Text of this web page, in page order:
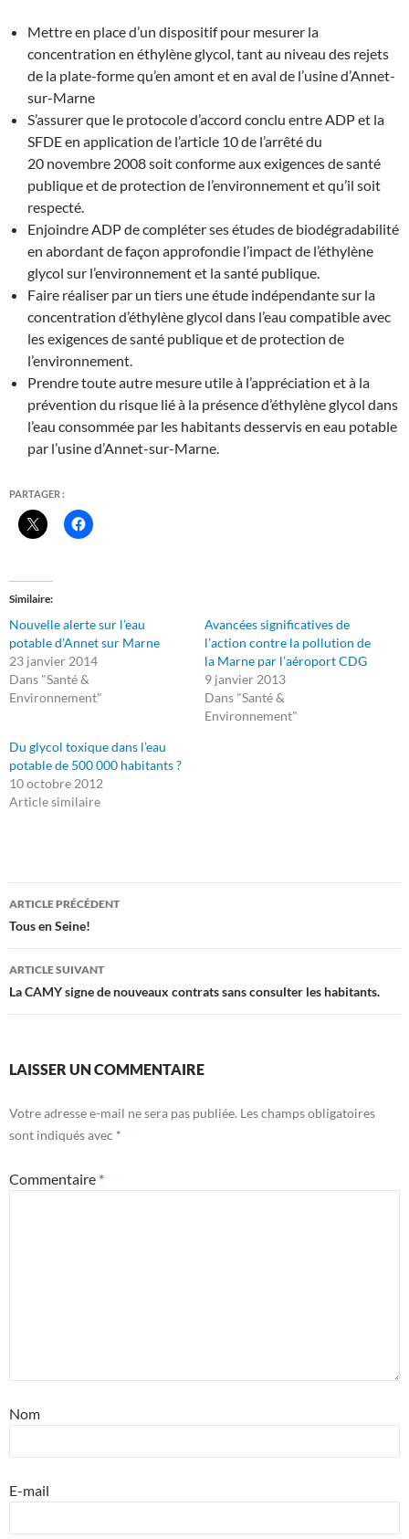
Mettre en place d’un dispositif pour mesurer la
concentration en éthylène glycol, tant au niveau des rejets
de la plate-forme qu’en amont et en aval de l’usine d’Annet-
sur-Marne
S’assurer que le protocole d’accord conclu entre ADP et la
SFDE en application de l’article 10 de l’arrêté du
20 novembre 2008 soit conforme aux exigences de santé
publique et de protection de l’environnement et qu’il soit
respecté.
Enjoindre ADP de compléter ses études de biodégradabilité
en abordant de façon approfondie l’impact de l’éthylène
glycol sur l’environnement et la santé publique.
Faire réaliser par un tiers une étude indépendante sur la
concentration d’éthylène glycol dans l’eau compatible avec
les exigences de santé publique et de protection de
l’environnement.
Prendre toute autre mesure utile à l’appréciation et à la
prévention du risque lié à la présence d’éthylène glycol dans
l’eau consommée par les habitants desservis en eau potable
par l’usine d’Annet-sur-Marne.
PARTAGER :
Similaire
Nouvelle alerte sur l’eau
potable d’Annet sur Marne
23 janvier 2014
Dans "Santé &
Environnement"
Avancées significatives de
l’action contre la pollution de
la Marne par l’aéroport CDG
9 janvier 2013
Dans "Santé &
Environnement"
Du glycol toxique dans l’eau
potable de 500 000 habitants ?
10 octobre 2012
Article similaire
Navigation
des
articles
ARTICLE PRÉCÉDENT
Tous en Seine!
ARTICLE SUIVANT
La CAMY signe de nouveaux contrats sans consulter les habitants.
LAISSER UN COMMENTAIRE
Votre adresse e-mail ne sera pas publiée. Les champs obligatoires
sont indiqués avec *
Commentaire *
Nom
E-mail